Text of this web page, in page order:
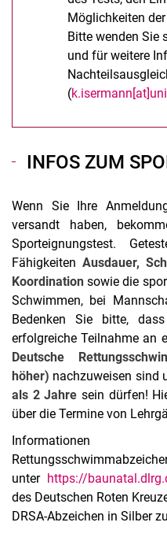
Möglichkeiten
Bitte wenden Sie
und für weitere
(
INFOS ZUM
Wenn Sie Ihre
versandt haben,
Sporteignungstest.
Fähigkeiten Ausdauer,
Koordination sowie die
Schwimmen, bei
Bedenken Sie bitte,
erfolgreiche Teilnahme an
Deutsche
höher) nachzuweisen sind
als 2 Jahre sein dürfen!
über die Termine von
unter https://
des Deutschen Roten
DRSA-Abzeichen in Silber